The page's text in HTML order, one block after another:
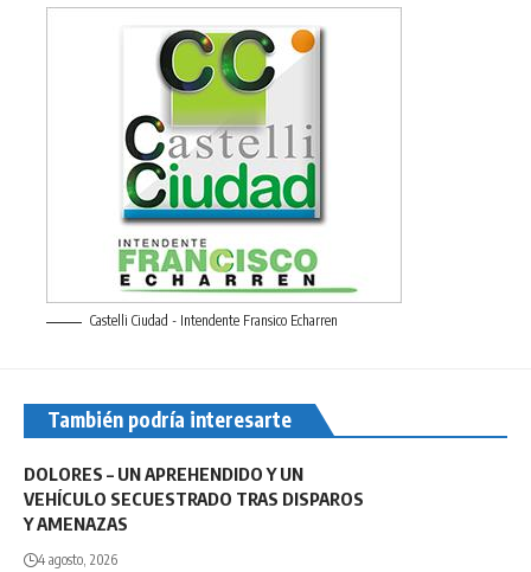
Castelli Ciudad - Intendente Fransico Echarren
También podría interesarte
DOLORES – UN APREHENDIDO Y UN
VEHÍCULO SECUESTRADO TRAS DISPAROS
Y AMENAZAS
4 agosto, 2026